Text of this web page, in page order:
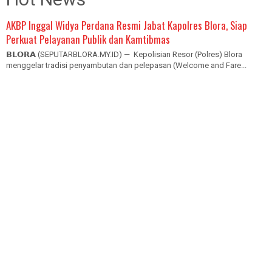
AKBP Inggal Widya Perdana Resmi Jabat Kapolres Blora, Siap
Perkuat Pelayanan Publik dan Kamtibmas
𝗕𝗟𝗢𝗥𝗔 (SEPUTARBLORA.MY.ID) — Kepolisian Resor (Polres) Blora
menggelar tradisi penyambutan dan pelepasan (Welcome and Fare...